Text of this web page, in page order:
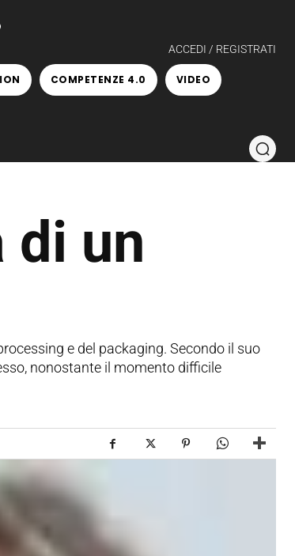
ACCEDI / REGISTRATI
COMPETENZE 4.0 VIDEO
di un
e del packaging. Secondo il suo
nonostante il momento difficile